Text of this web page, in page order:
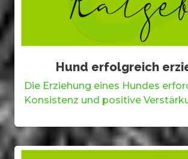
Hund erfolgreich
Die Erziehung eines Hundes
Konsistenz und positive